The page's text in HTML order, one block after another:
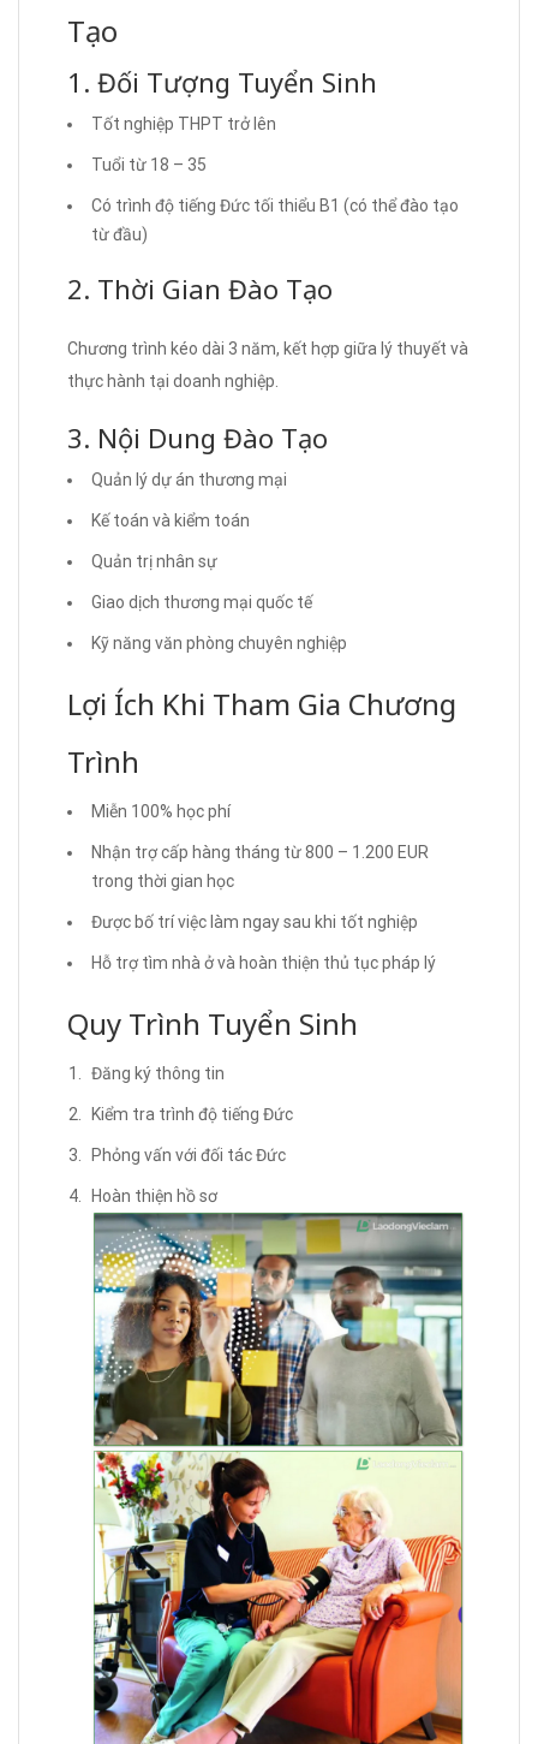
Tạo
1. Đối Tượng Tuyển Sinh
Tốt nghiệp THPT trở lên
Tuổi từ 18 – 35
Có trình độ tiếng Đức tối thiểu B1 (có thể đào tạo
từ đầu)
2. Thời Gian Đào Tạo
Chương trình kéo dài 3 năm, kết hợp giữa lý thuyết và
thực hành tại doanh nghiệp.
3. Nội Dung Đào Tạo
Quản lý dự án thương mại
Kế toán và kiểm toán
Quản trị nhân sự
Giao dịch thương mại quốc tế
Kỹ năng văn phòng chuyên nghiệp
Lợi Ích Khi Tham Gia Chương
Trình
Miễn 100% học phí
Nhận trợ cấp hàng tháng từ 800 – 1.200 EUR
trong thời gian học
Được bố trí việc làm ngay sau khi tốt nghiệp
Hỗ trợ tìm nhà ở và hoàn thiện thủ tục pháp lý
Quy Trình Tuyển Sinh
Đăng ký thông tin
Kiểm tra trình độ tiếng Đức
Phỏng vấn với đối tác Đức
Hoàn thiện hồ sơ